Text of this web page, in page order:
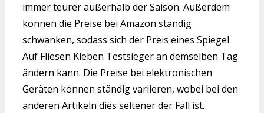
immer teurer außerhalb der Saison. Außerdem
können die Preise bei Amazon ständig
schwanken, sodass sich der Preis eines Spiegel
Auf Fliesen Kleben Testsieger an demselben Tag
ändern kann. Die Preise bei elektronischen
Geräten können ständig variieren, wobei bei den
anderen Artikeln dies seltener der Fall ist.